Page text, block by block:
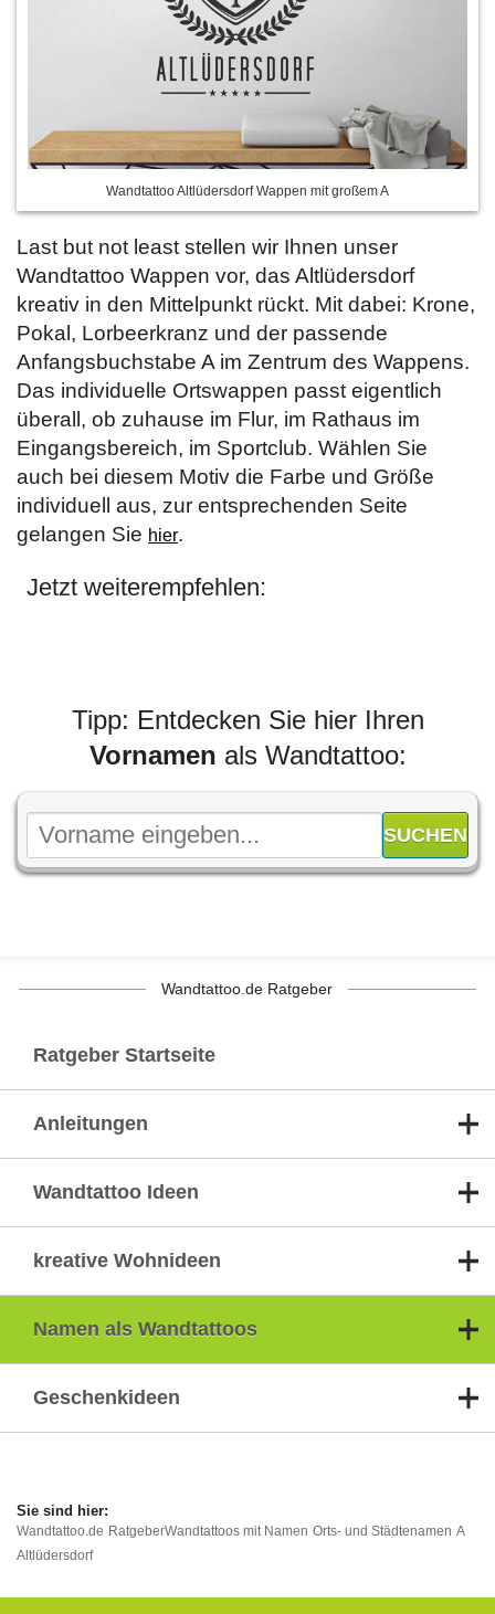
Wandtattoo Altlüdersdorf Wappen mit großem A
Last but not least stellen wir Ihnen unser
Wandtattoo Wappen vor, das Altlüdersdorf
kreativ in den Mittelpunkt rückt. Mit dabei: Krone,
Pokal, Lorbeerkranz und der passende
Anfangsbuchstabe A im Zentrum des Wappens.
Das individuelle Ortswappen passt eigentlich
überall, ob zuhause im Flur, im Rathaus im
Eingangsbereich, im Sportclub. Wählen Sie
auch bei diesem Motiv die Farbe und Größe
individuell aus, zur entsprechenden Seite
gelangen Sie hier.
Jetzt weiterempfehlen:
Tipp: Entdecken Sie hier Ihren
Vornamen als Wandtattoo:
Wandtattoo.de Ratgeber
Ratgeber Startseite
Anleitungen
Wandtattoo Ideen
kreative Wohnideen
Namen als Wandtattoos
Geschenkideen
Wandtattoo.de RatgeberWandtattoos mit Namen Orts- und Städtenamen A
Altlüdersdorf